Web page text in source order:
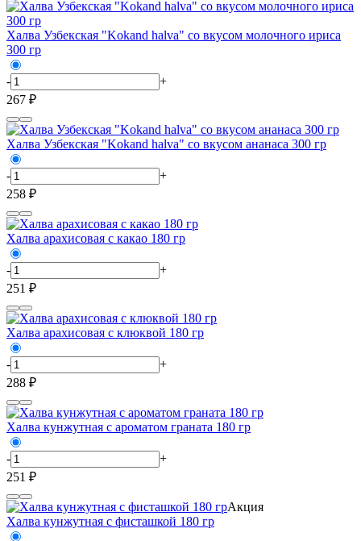
Халва Узбекская "Kokand halva" со вкусом молочного ириса
300 гр
-
+
267 ₽
Халва Узбекская "Kokand halva" со вкусом ананаса 300 гр
-
+
258 ₽
Халва арахисовая с какао 180 гр
-
+
251 ₽
Халва арахисовая с клюквой 180 гр
-
+
288 ₽
Халва кунжутная с ароматом граната 180 гр
-
+
251 ₽
Акция
Халва кунжутная с фисташкой 180 гр